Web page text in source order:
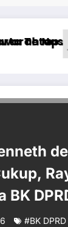
Kondusif
Raih
BK
#BK DPRD